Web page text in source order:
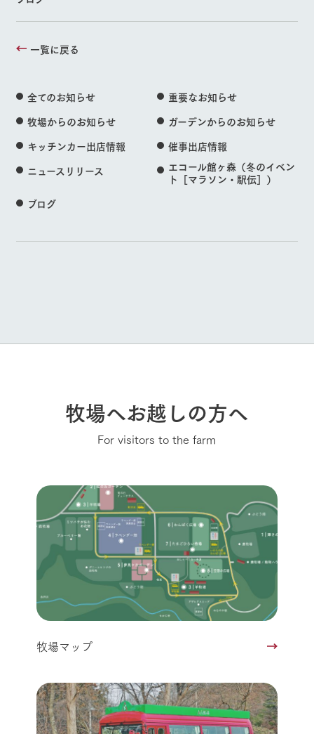
一覧に戻る
全てのお知らせ
重要なお知らせ
牧場からのお知らせ
ガーデンからのお知らせ
キッチンカー出店情報
催事出店情報
ニュースリリース
エコール館ヶ森（冬のイベン
ト［マラソン・駅伝］）
ブログ
牧場へお越しの方へ
For visitors to the farm
牧場マップ